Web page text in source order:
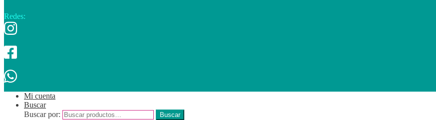
Redes:
Mi cuenta
Buscar
Buscar por:
Buscar